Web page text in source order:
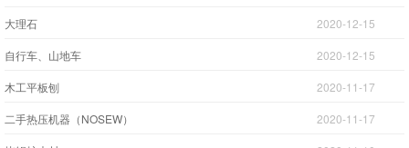
大理石 2020-12-15
自行车、山地车 2020-12-15
木工平板刨 2020-11-17
二手热压机器（NOSEW） 2020-11-17